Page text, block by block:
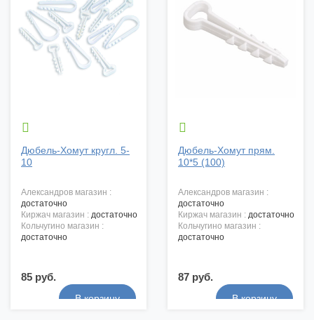

Дюбель-Хомут кругл. 5-
10
александров магазин :
достаточно
киржач магазин : достаточно
кольчугино магазин :
достаточно
85 руб.

Дюбель-Хомут прям.
10*5 (100)
александров магазин :
достаточно
киржач магазин : достаточно
кольчугино магазин :
достаточно
87 руб.